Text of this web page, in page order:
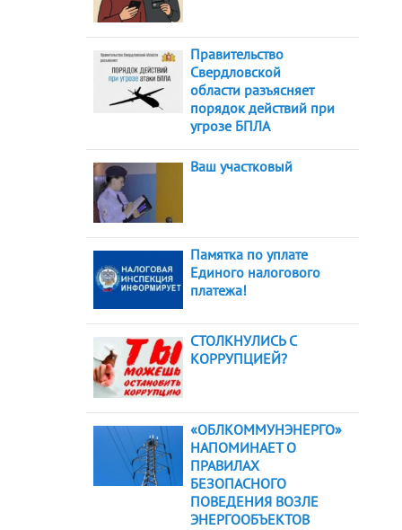
Правительство
Свердловской
области разъясняет
порядок действий при
угрозе БПЛА
Ваш участковый
Памятка по уплате
Единого налогового
платежа!
СТОЛКНУЛИСЬ С
КОРРУПЦИЕЙ?
«ОБЛКОММУНЭНЕРГО»
НАПОМИНАЕТ О
ПРАВИЛАХ
БЕЗОПАСНОГО
ПОВЕДЕНИЯ ВОЗЛЕ
ЭНЕРГООБЪЕКТОВ